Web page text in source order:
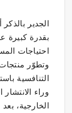
الجدير
بقدرة كبيرة
احتياجات
وتطوّر منتجات
التنافسية
وراء
الخارجية،